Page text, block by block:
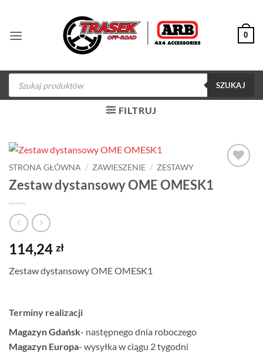
zawartości
0
Wyszukiwarka
produktów
SZUKAJ
FILTRUJ
Dodaj do
obserwowanych
STRONA GŁÓWNA / ZAWIESZENIE / ZESTAWY
Zestaw dystansowy OME OMESK1
114,24 zł
Zestaw dystansowy OME OMESK1
Terminy realizacji
Magazyn Gdańsk- następnego dnia roboczego
Magazyn Europa- wysyłka w ciągu 2 tygodni